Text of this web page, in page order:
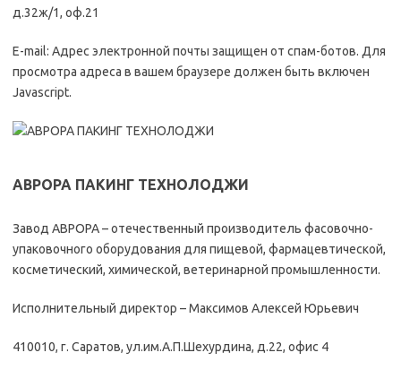
д.32ж/1, оф.21
E-mail: Адрес электронной почты защищен от спам-ботов. Для
просмотра адреса в вашем браузере должен быть включен
Javascript.
АВРОРА ПАКИНГ ТЕХНОЛОДЖИ
Завод АВРОРА – отечественный производитель фасовочно-
упаковочного оборудования для пищевой, фармацевтической,
косметический, химической, ветеринарной промышленности.
Исполнительный директор – Максимов Алексей Юрьевич
410010, г. Саратов, ул.им.А.П.Шехурдина, д.22, офис 4